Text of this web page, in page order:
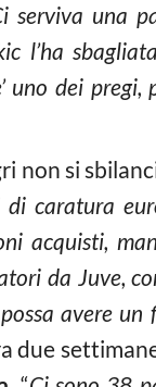
serviva una
l’ha
uno dei pregi,
non si
caratura
acquisti,
da Juve,
avere
due